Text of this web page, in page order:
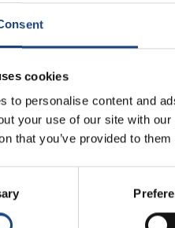
cookies
to personalise content and
your use of our site with
that you’ve provided to
авиалиний.
на борт до 38
скоростью для своей
(которая могла
быстро увидел
конкурировать